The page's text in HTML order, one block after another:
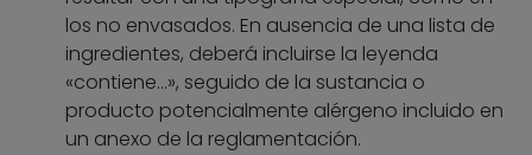
los no envasados. En ausencia de una lista de
ingredientes, deberá incluirse la leyenda
«contiene…», seguido de la sustancia o
producto potencialmente alérgeno incluido en
un anexo de la reglamentación.